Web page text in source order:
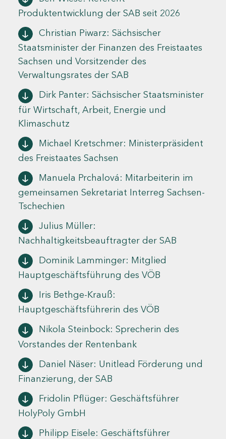
Produktentwicklung der SAB seit 2026
Christian Piwarz: Sächsischer
Staatsminister der Finanzen des Freistaates
Sachsen und Vorsitzender des
Verwaltungsrates der SAB
Dirk Panter: Sächsischer Staatsminister
für Wirtschaft, Arbeit, Energie und
Klimaschutz
Michael Kretschmer: Ministerpräsident
des Freistaates Sachsen
Manuela Prchalová: Mitarbeiterin im
gemeinsamen Sekretariat Interreg Sachsen-
Tschechien
Julius Müller:
Nachhaltigkeitsbeauftragter der SAB
Dominik Lamminger: Mitglied
Hauptgeschäftsführung des VÖB
Iris Bethge-Krauß:
Hauptgeschäftsführerin des VÖB
Nikola Steinbock: Sprecherin des
Vorstandes der Rentenbank
Daniel Näser: Unitlead Förderung und
Finanzierung, der SAB
Fridolin Pflüger: Geschäftsführer
HolyPoly GmbH
Philipp Eisele: Geschäftsführer